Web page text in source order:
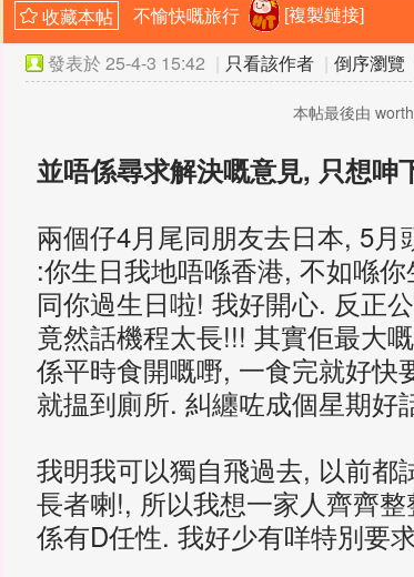
不愉快嘅旅行 [複製鏈接]
發表於 25-4-3 15:42 | 只看該作者 | 倒序瀏覽
本帖最後由
並唔係尋求解決嘅意見, 只想呻
兩個仔4月尾同朋友去日本, 5月
:你生日我地唔喺香港, 不如喺
同你過生日啦! 我好開心. 反正
竟然話機程太長!!! 其實佢最大
係平時食開嘅嘢, 一食完就好快
就揾到廁所. 糾纏咗成個星期好
我明我可以獨自飛過去, 以前都
長者喇!, 所以我想一家人齊齊整
係有D任性. 我好少有咩特別要